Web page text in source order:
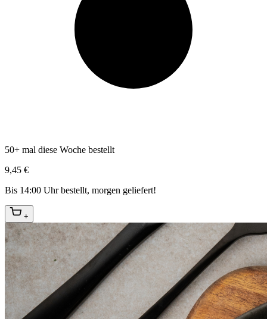
50+ mal diese Woche bestellt
9,45 €
Bis 14:00 Uhr bestellt, morgen geliefert!
+